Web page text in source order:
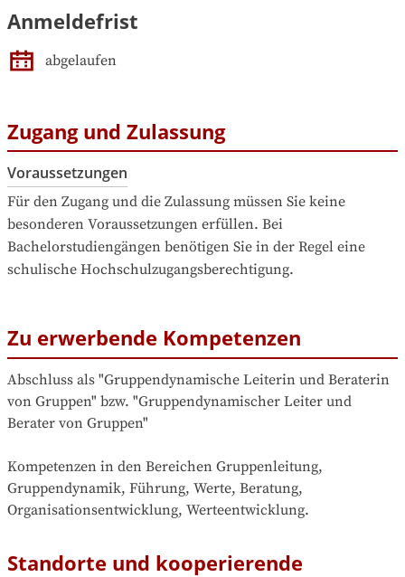
Anmeldefrist
abgelaufen
Zugang und Zulassung
Voraussetzungen
Für den Zugang und die Zulassung müssen Sie keine
besonderen Voraussetzungen erfüllen. Bei
Bachelorstudiengängen benötigen Sie in der Regel eine
schulische Hochschulzugangsberechtigung.
Zu erwerbende Kompetenzen
Abschluss als "Gruppendynamische Leiterin und Beraterin
von Gruppen" bzw. "Gruppendynamischer Leiter und
Berater von Gruppen"
Kompetenzen in den Bereichen Gruppenleitung,
Gruppendynamik, Führung, Werte, Beratung,
Organisationsentwicklung, Werteentwicklung.
Standorte und kooperierende